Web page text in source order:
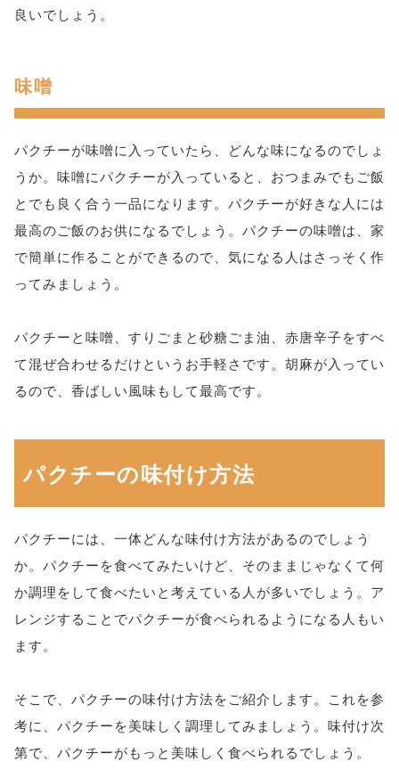
良いでしょう。
味噌
パクチーが味噌に入っていたら、どんな味になるのでしょ
うか。味噌にパクチーが入っていると、おつまみでもご飯
とでも良く合う一品になります。パクチーが好きな人には
最高のご飯のお供になるでしょう。パクチーの味噌は、家
で簡単に作ることができるので、気になる人はさっそく作
ってみましょう。
パクチーと味噌、すりごまと砂糖ごま油、赤唐辛子をすべ
て混ぜ合わせるだけというお手軽さです。胡麻が入ってい
るので、香ばしい風味もして最高です。
パクチーの味付け方法
パクチーには、一体どんな味付け方法があるのでしょう
か。パクチーを食べてみたいけど、そのままじゃなくて何
か調理をして食べたいと考えている人が多いでしょう。ア
レンジすることでパクチーが食べられるようになる人もい
ます。
そこで、パクチーの味付け方法をご紹介します。これを参
考に、パクチーを美味しく調理してみましょう。味付け次
第で、パクチーがもっと美味しく食べられるでしょう。